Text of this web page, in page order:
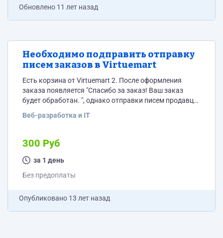
Обновлено 11 лет назад
Необходимо подправить отправку
писем заказов в Virtuemart
Есть корзина от Virtuemart 2. После оформления
заказа появляется "Спасибо за заказ! Ваш заказ
будет обработан. ", однако отправки писем продавцу
как и очистка корзины. Необходимо это поправить.
Веб-разработка и IT
300 Руб
за 1 день
Без предоплаты
Опубликовано 13 лет назад